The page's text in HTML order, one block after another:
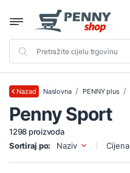
Nazad Naslovna PENNY plus
Penny Sport
1298 proizvoda
Sortiraj po:
Naziv Cijena